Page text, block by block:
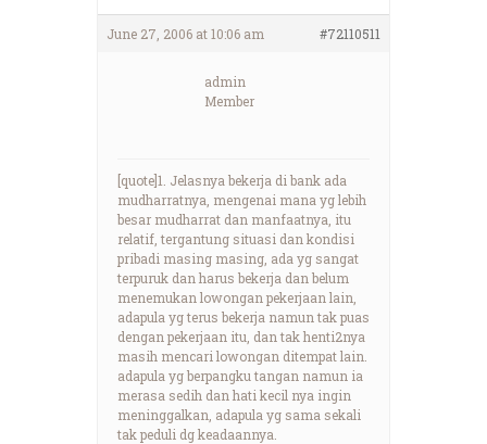
June 27, 2006 at 10:06 am #72110511
admin
Member
[quote]1. Jelasnya bekerja di bank ada
mudharratnya, mengenai mana yg lebih
besar mudharrat dan manfaatnya, itu
relatif, tergantung situasi dan kondisi
pribadi masing masing, ada yg sangat
terpuruk dan harus bekerja dan belum
menemukan lowongan pekerjaan lain,
adapula yg terus bekerja namun tak puas
dengan pekerjaan itu, dan tak henti2nya
masih mencari lowongan ditempat lain.
adapula yg berpangku tangan namun ia
merasa sedih dan hati kecil nya ingin
meninggalkan, adapula yg sama sekali
tak peduli dg keadaannya.